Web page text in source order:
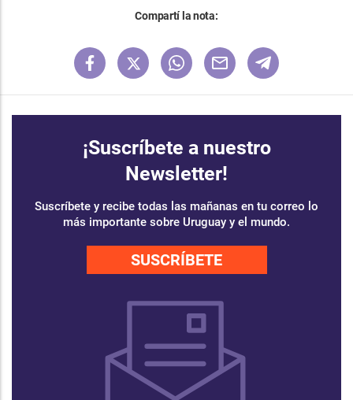
Compartí la nota:
¡Suscríbete a nuestro
Newsletter!
Suscríbete y recibe todas las mañanas en tu correo lo
más importante sobre Uruguay y el mundo.
SUSCRÍBETE